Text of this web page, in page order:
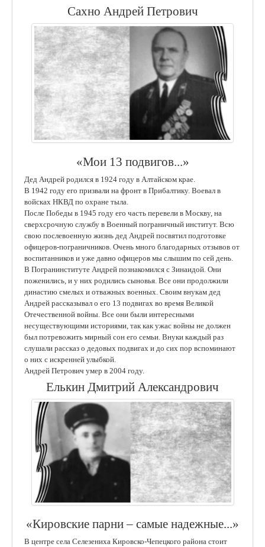
Сахно Андрей Петрович
«Мои 13 подвигов...»
Дед Андрей родился в 1924 году в Алтайском крае.
В 1942 году его призвали на фронт в Прибалтику. Воевал в
войсках НКВД по охране тыла.
После Победы в 1945 году его часть перевели в Москву, на
сверхсрочную службу в Военный пограничный институт. Всю
свою послевоенную жизнь дед Андрей посвятил подготовке
офицеров-пограничников. Очень много благодарных отзывов от
воспитанников и уже давно офицеров мы слышим по сей день.
В Погранинституте Андрей познакомился с Зинаидой. Они
поженились, и у них родились сыновья. Все они продолжили
династию смелых и отважных военных. Своим внукам дед
Андрей рассказывал о его 13 подвигах во время Великой
Отечественной войны. Все они были интересными
несуществующими историями, так как ужас войны не должен
был потревожить мирный сон его семьи. Внуки каждый раз
слушали рассказ о дедовых подвигах и до сих пор вспоминают
о них с искренней улыбкой.
Андрей Петрович умер в 2004 году.
Елькин Дмитрий Александрович
«Кировские парни – самые надежные...»
В центре села Селезениха Кировско-Чепецкого района стоит